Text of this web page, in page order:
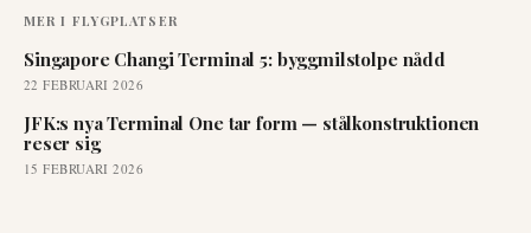
MER I FLYGPLATSER
Singapore Changi Terminal 5: byggmilstolpe nådd
22 FEBRUARI 2026
JFK:s nya Terminal One tar form — stålkonstruktionen
reser sig
15 FEBRUARI 2026